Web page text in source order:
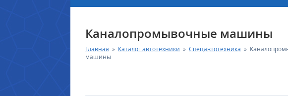
Каналопромывочные машины
Главная » Каталог автотехники » Спецавтотехника »
машины